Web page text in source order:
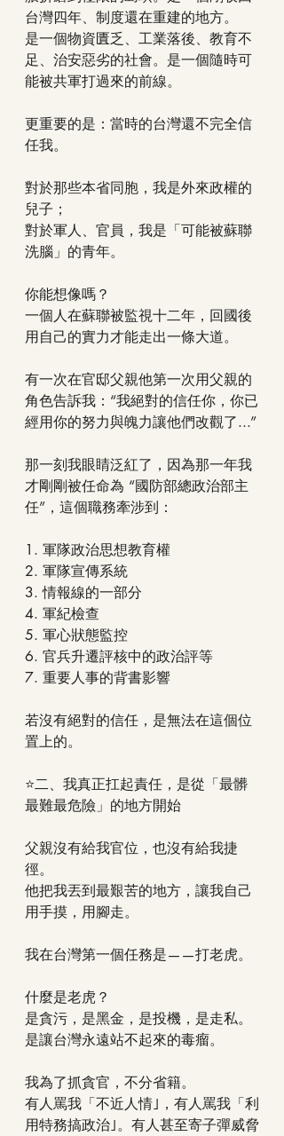
台灣四年、制度還在重建的地方。
是一個物資匱乏、工業落後、教育不
足、治安惡劣的社會。是一個隨時可
能被共軍打過來的前線。
更重要的是：當時的台灣還不完全信
任我。
對於那些本省同胞，我是外來政權的
兒子；
對於軍人、官員，我是「可能被蘇聯
洗腦」的青年。
你能想像嗎？
一個人在蘇聯被監視十二年，回國後
用自己的實力才能走出一條大道。
有一次在官邸父親他第一次用父親的
角色告訴我：“我絕對的信任你，你已
經用你的努力與魄力讓他們改觀了...”
那一刻我眼睛泛紅了，因為那一年我
才剛剛被任命為 “國防部總政治部主
任”，這個職務牽涉到：
1. 軍隊政治思想教育權
2. 軍隊宣傳系統
3. 情報線的一部分
4. 軍紀檢查
5. 軍心狀態監控
6. 官兵升遷評核中的政治評等
7. 重要人事的背書影響
若沒有絕對的信任，是無法在這個位
置上的。
⭐二、我真正扛起責任，是從「最髒
最難最危險」的地方開始
父親沒有給我官位，也沒有給我捷
徑。
他把我丟到最艱苦的地方，讓我自己
用手摸，用腳走。
我在台灣第一個任務是——打老虎。
什麼是老虎？
是貪污，是黑金，是投機，是走私。
是讓台灣永遠站不起來的毒瘤。
我為了抓貪官，不分省籍。
有人罵我「不近人情｣，有人罵我「利
用特務搞政治｣。有人甚至寄子彈威脅